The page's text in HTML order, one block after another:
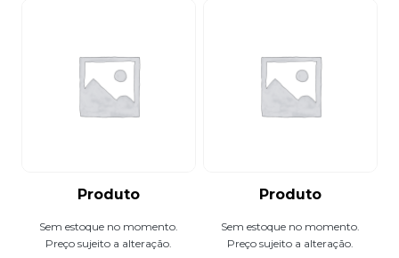
Produto
Sem estoque no momento.
Preço sujeito a alteração.
Produto
Sem estoque no momento.
Preço sujeito a alteração.